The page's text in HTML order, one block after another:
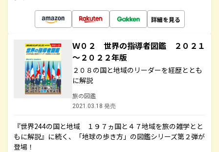
詳細を見る
Ｗ０２ 世界の指導者図鑑 ２０２１
～２０２２年版
２０８の国と地域のリーダーを経歴ととも
に解説
旅の図鑑
2021.03.18 発売
『世界244の国と地域 １９７ヵ国と４７地域を旅の雑学とと
もに解説』に続く、「地球の歩き方」の図鑑シリーズ第２弾が
登場！